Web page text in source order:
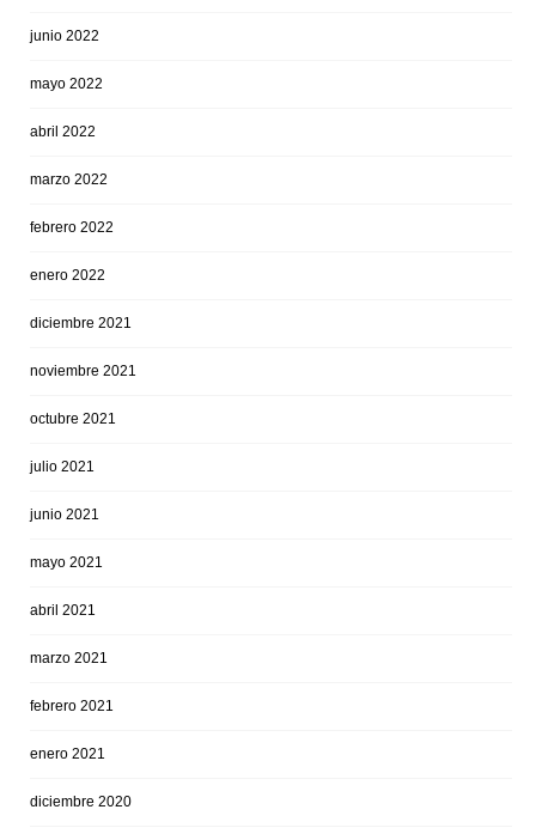
junio 2022
mayo 2022
abril 2022
marzo 2022
febrero 2022
enero 2022
diciembre 2021
noviembre 2021
octubre 2021
julio 2021
junio 2021
mayo 2021
abril 2021
marzo 2021
febrero 2021
enero 2021
diciembre 2020